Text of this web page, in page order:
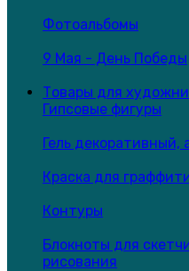
Фотоальбомы
9 Мая - День Победы
Товары для
Гипсовые фигуры
Гель декоративный,
Краска для
Контуры
Блокноты для
рисования